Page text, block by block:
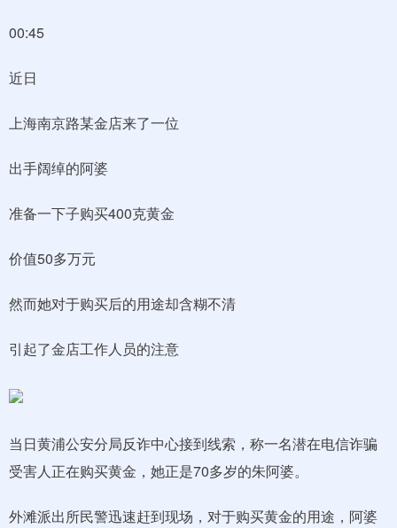
00:45
近日
上海南京路某金店来了一位
出手阔绰的阿婆
准备一下子购买400克黄金
价值50多万元
然而她对于购买后的用途却含糊不清
引起了金店工作人员的注意
当日黄浦公安分局反诈中心接到线索，称一名潜在电信诈骗
受害人正在购买黄金，她正是70多岁的朱阿婆。
外滩派出所民警迅速赶到现场，对于购买黄金的用途，阿婆